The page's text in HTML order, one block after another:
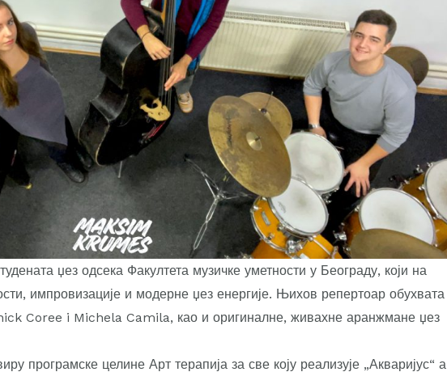
џез одсека Факултета музичке уметности у Београду, који на
импровизације и модерне џез енергије. Њихов репертоар обухвата
Coree i Michela Camila, као и оригиналне, живахне аранжмане џез
програмске целине Арт терапија за све коју реализује „Акваријус“ а